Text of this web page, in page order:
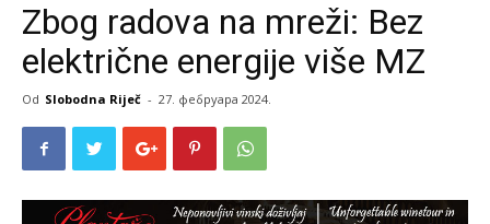
Zbog radova na mreži: Bez
električne energije više MZ
Od Slobodna Riječ - 27. фебруара 2024.